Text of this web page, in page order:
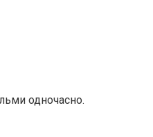
одночасно.